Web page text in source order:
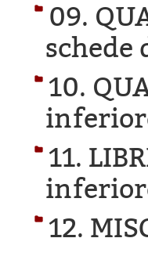
09.
10.
11.
12.